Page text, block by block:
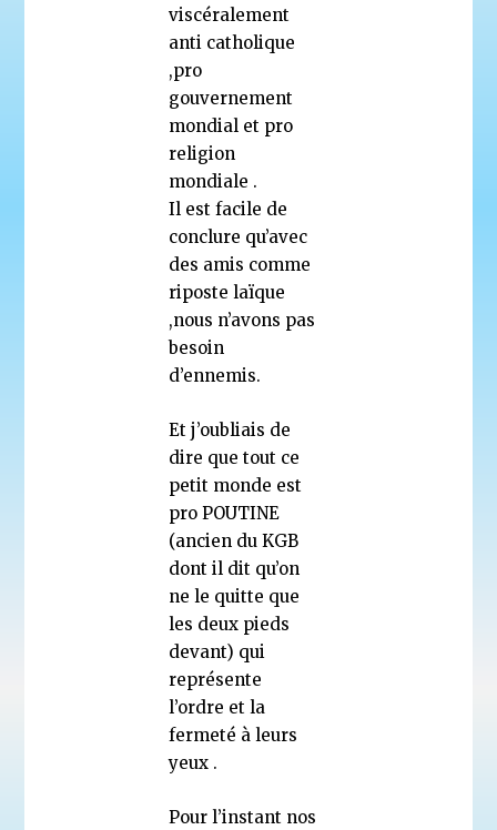
viscéralement
anti catholique
,pro
gouvernement
mondial et pro
religion
mondiale .
Il est facile de
conclure qu’avec
des amis comme
riposte laïque
,nous n’avons pas
besoin
d’ennemis.
Et j’oubliais de
dire que tout ce
petit monde est
pro POUTINE
(ancien du KGB
dont il dit qu’on
ne le quitte que
les deux pieds
devant) qui
représente
l’ordre et la
fermeté à leurs
yeux .
Pour l’instant nos